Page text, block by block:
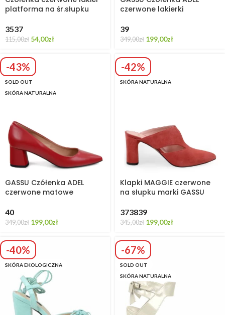
platforma na śr.słupku
3537
115,00zł 54,00zł
czerwone lakierki
39
349,00zł 199,00zł
-43%
SOLD OUT
SKÓRA NATURALNA
GASSU Czółenka ADEL
czerwone matowe
40
349,00zł 199,00zł
-42%
SKÓRA NATURALNA
Klapki MAGGIE czerwone
na słupku marki GASSU
373839
345,00zł 199,00zł
-40%
SKÓRA EKOLOGICZNA
-67%
SOLD OUT
SKÓRA NATURALNA